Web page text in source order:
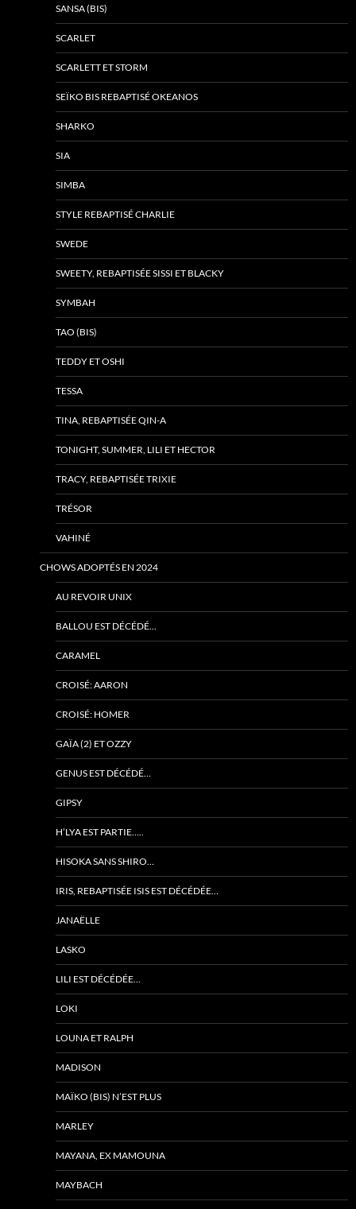
SANSA (BIS)
SCARLET
SCARLETT ET STORM
SEÏKO BIS REBAPTISÉ OKEANOS
SHARKO
SIA
SIMBA
STYLE REBAPTISÉ CHARLIE
SWEDE
SWEETY, REBAPTISÉE SISSI ET BLACKY
SYMBAH
TAO (BIS)
TEDDY ET OSHI
TESSA
TINA, REBAPTISÉE QIN-A
TONIGHT, SUMMER, LILI ET HECTOR
TRACY, REBAPTISÉE TRIXIE
TRÉSOR
VAHINÉ
CHOWS ADOPTÉS EN 2024
AU REVOIR UNIX
BALLOU EST DÉCÉDÉ…
CARAMEL
CROISÉ: AARON
CROISÉ: HOMER
GAÏA (2) ET OZZY
GENUS EST DÉCÉDÉ…
GIPSY
H’LYA EST PARTIE…..
HISOKA SANS SHIRO…
IRIS, REBAPTISÉE ISIS EST DÉCÉDÉE…
JANAËLLE
LASKO
LILI EST DÉCÉDÉE…
LOKI
LOUNA ET RALPH
MADISON
MAÏKO (BIS) N’EST PLUS
MARLEY
MAYANA, EX MAMOUNA
MAYBACH